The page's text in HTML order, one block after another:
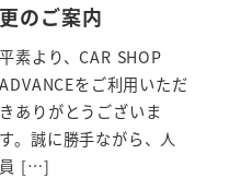
更のご案内
平素より、CAR SHOP
ADVANCEをご利用いただ
きありがとうございま
す。誠に勝手ながら、人
員 […]